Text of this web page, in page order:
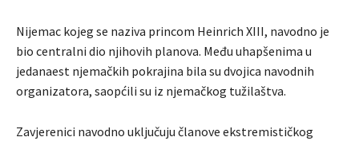
Nijemac kojeg se naziva princom Heinrich XIII, navodno je
bio centralni dio njihovih planova. Među uhapšenima u
jedanaest njemačkih pokrajina bila su dvojica navodnih
organizatora, saopćili su iz njemačkog tužilaštva.
Zavjerenici navodno uključuju članove ekstremističkog